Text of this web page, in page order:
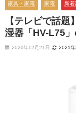
家具・家電 家電 新
【テレビで話
湿器「HV-L75」
2020年12月21日 2021年